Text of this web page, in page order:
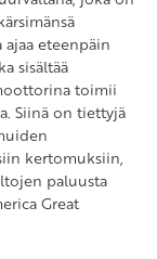
eteenpäin
sisältää
toimii
Siinä on tiettyjä
kertomuksiin,
paluusta
Great